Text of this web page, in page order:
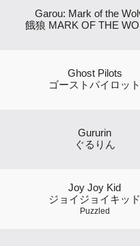
Garou: Mark of the
餓狼 MARK OF THE
Ghost Pilots
ゴーストパイロット
Gururin
ぐるりん
Joy Joy Kid
ジョイジョイキッド
Puzzled